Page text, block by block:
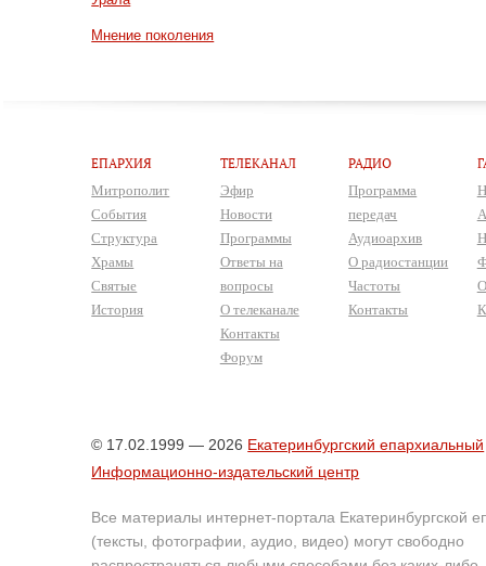
Мнение поколения
ЕПАРХИЯ
Митрополит
События
Структура
Храмы
Святые
История
ТЕЛЕКАНАЛ
Эфир
Новости
Программы
Ответы на
вопросы
О телеканале
Контакты
Форум
РАДИО
Программа
передач
Аудиоархив
О радиостанции
Частоты
Контакты
© 17.02.1999 — 2026 Екатеринбургский епархиальный
Информационно-издательский центр
Все материалы интернет-портала Екатеринбургской
(тексты, фотографии, аудио, видео) могут свободно